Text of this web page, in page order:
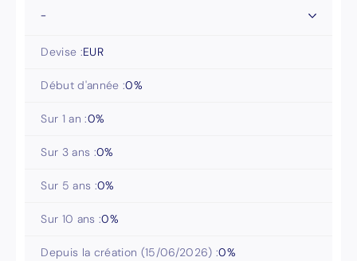
-
Devise :EUR
Début d'année :0%
Sur 1 an :0%
Sur 3 ans :0%
Sur 5 ans :0%
Sur 10 ans :0%
Depuis la création (15/06/2026) :0%